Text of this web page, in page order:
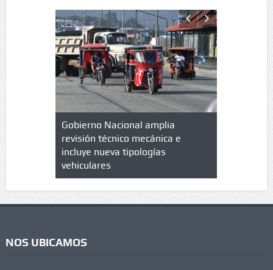
en
Gobierno Nacional amplia
revisión técnico mecánica e
incluye nueva tipologías
vehiculares
NOS UBICAMOS